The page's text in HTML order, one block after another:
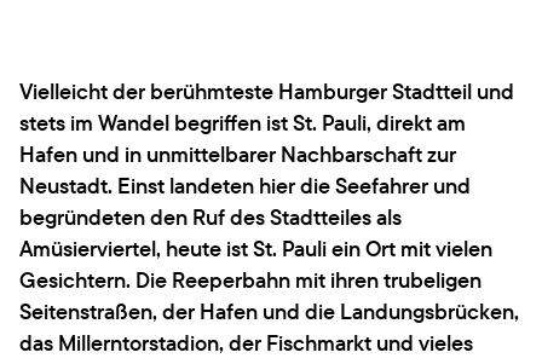
Vielleicht der berühmteste Hamburger Stadtteil und
stets im Wandel begriffen ist St. Pauli, direkt am
Hafen und in unmittelbarer Nachbarschaft zur
Neustadt. Einst landeten hier die Seefahrer und
begründeten den Ruf des Stadtteiles als
Amüsierviertel, heute ist St. Pauli ein Ort mit vielen
Gesichtern. Die Reeperbahn mit ihren trubeligen
Seitenstraßen, der Hafen und die Landungsbrücken,
das Millerntorstadion, der Fischmarkt und vieles